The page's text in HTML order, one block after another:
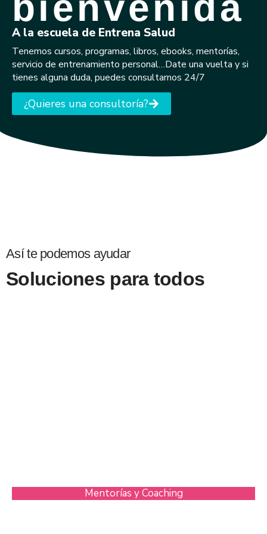
A la escuela de Entrena Salud
Tenemos cursos, programas, libros, ebooks, mentorías,
servicio de entrenamiento personal…Date una vuelta y si
tienes alguna duda, puedes consultarnos 24/7
¿Quieres una consultoría?
Así te podemos ayudar
Soluciones para todos
Mentorías y Coaching